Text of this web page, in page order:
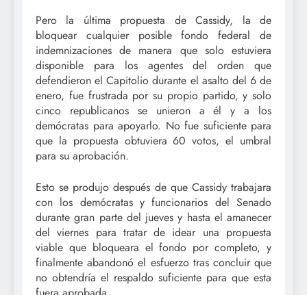
Pero la última propuesta de Cassidy, la de
bloquear cualquier posible fondo federal de
indemnizaciones de manera que solo estuviera
disponible para los agentes del orden que
defendieron el Capitolio durante el asalto del 6 de
enero, fue frustrada por su propio partido, y solo
cinco republicanos se unieron a él y a los
demócratas para apoyarlo. No fue suficiente para
que la propuesta obtuviera 60 votos, el umbral
para su aprobación.
Esto se produjo después de que Cassidy trabajara
con los demócratas y funcionarios del Senado
durante gran parte del jueves y hasta el amanecer
del viernes para tratar de idear una propuesta
viable que bloqueara el fondo por completo, y
finalmente abandonó el esfuerzo tras concluir que
no obtendría el respaldo suficiente para que esta